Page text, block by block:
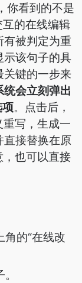
你看到的不是
的在线编辑
被判定为重
示该句子的具
关键的一步来
会立刻弹出
项。点击后，
写，生成一
直接替换在原
也可以直接
的“在线改